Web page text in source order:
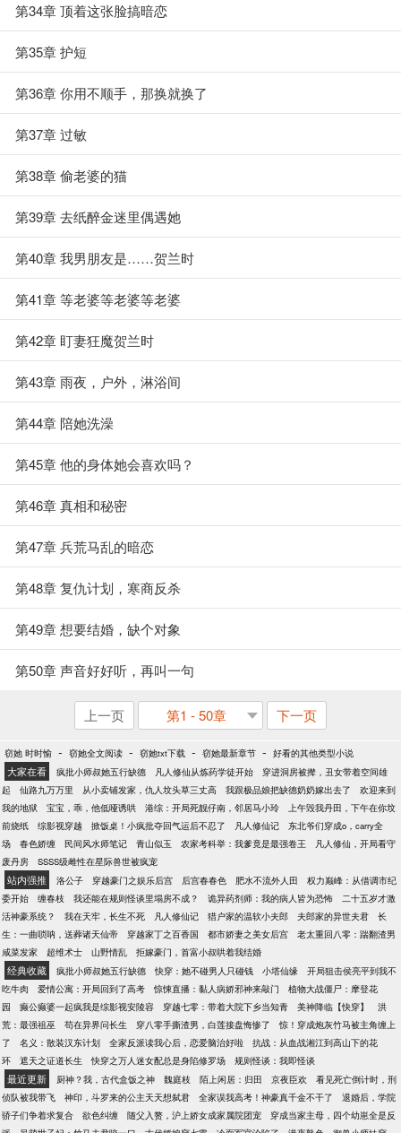
第34章 顶着这张脸搞暗恋
第35章 护短
第36章 你用不顺手，那换就换了
第37章 过敏
第38章 偷老婆的猫
第39章 去纸醉金迷里偶遇她
第40章 我男朋友是……贺兰时
第41章 等老婆等老婆等老婆
第42章 盯妻狂魔贺兰时
第43章 雨夜，户外，淋浴间
第44章 陪她洗澡
第45章 他的身体她会喜欢吗？
第46章 真相和秘密
第47章 兵荒马乱的暗恋
第48章 复仇计划，寒商反杀
第49章 想要结婚，缺个对象
第50章 声音好好听，再叫一句
上一页 第1 - 50章 下一页
窃她 时时愉 - 窃她全文阅读 - 窃她txt下载 - 窃她最新章节 - 好看的其他类型小说
大家在看 疯批小师叔她五行缺德 凡人修仙从炼药学徒开始
穿进洞房被撵，丑女带着空间雄
起
仙路九万万里 从小卖铺发家，仇人坟头草三丈高 我跟极品娘把缺德奶奶嫁出去了
欢迎来到
我的地狱
宝宝，乖，他低哑诱哄 港综：开局死靓仔南，邻居马小玲
上午毁我丹田，下午在你坟
前烧纸
综影视穿越 掀饭桌！小疯批夺回气运后不忍了 凡人修仙记
东北爷们穿成o，carry全
场
春色娇缠 民间风水师笔记 青山似玉 农家考科举：我爹竟是最强卷王
凡人修仙，开局看守
废丹房
SSSS级雌性在星际兽世被疯宠
站内强推 洛公子 穿越豪门之娱乐后宫 后宫春春色 肥水不流外人田
权力巅峰：从借调市纪
委开始
缠春枝 我还能在规则怪谈里塌房不成？ 诡异药剂师：我的病人皆为恐怖
二十五岁才激
活神豪系统？
我在天牢，长生不死 凡人修仙记 猎户家的温软小夫郎 夫郎家的异世夫君
长
生：一曲唢呐，送葬诸天仙帝
穿越家丁之百香国 都市娇妻之美女后宫
老太重回八零：踹翻渣男
咸菜发家
超维术士 山野情乱 拒嫁豪门，首富小叔哄着我结婚
经典收藏 疯批小师叔她五行缺德 快穿：她不碰男人只碰钱 小塔仙缘
开局狙击侯亮平到我不
吃牛肉
爱情公寓：开局回到了高考 惊悚直播：黏人病娇邪神来敲门
植物大战僵尸：摩登花
园
癫公癫婆一起疯我是综影视安陵容 穿越七零：带着大院下乡当知青 美神降临【快穿】
洪
荒：最强祖巫
苟在异界问长生 穿八零手撕渣男，白莲接盘悔惨了
惊！穿成炮灰竹马被主角缠上
了
名义：散装汉东计划 全家反派读我心后，恋爱脑治好啦
抗战：从血战湘江到高山下的花
环
遮天之证道长生 快穿之万人迷女配总是身陷修罗场 规则怪谈：我即怪谈
最近更新 厨神？我，古代盒饭之神 魏庭枝 陌上闲居：归田 京夜臣欢
看见死亡倒计时，刑
侦队被我带飞
神印，斗罗来的公主天天想弑君 全家误我高考！神豪真千金不干了
退婚后，学院
骄子们争着求复合
欲色纠缠 随父入赘，沪上娇女成家属院团宠
穿成当家主母，四个幼崽全是反